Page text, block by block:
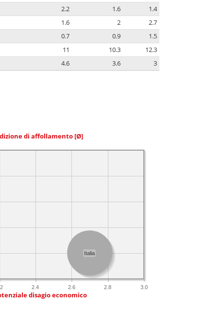
2.2 1.6
1.4
1.6 2
2.7
0.7 0.9
1.5
11 10.3
12.3
4.6 3.6 3
di affollamento [Ø]
2.4 2.6 2.8 3.0
Italia
disagio economico